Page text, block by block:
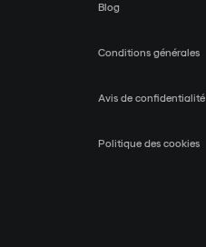
Blog
Conditions générales
Avis de confidentialité
Politique des cookies